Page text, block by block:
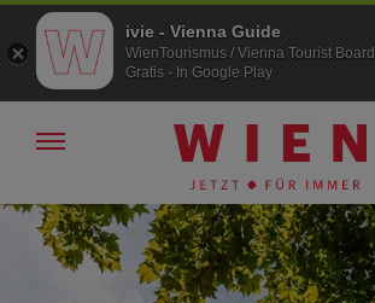
Zur
Navigation
Zum
Inhalt
Navigation
ivie - Vienna Guide
WienTourismus / Vienna Tourist Board
Gratis - In Google Play